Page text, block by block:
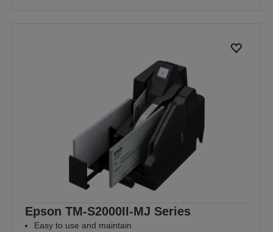
Epson TM-S2000II-MJ Series
Easy to use and maintain